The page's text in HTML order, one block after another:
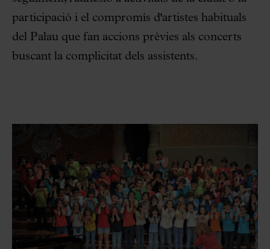
participació i el compromís d'artistes habituals
del Palau que fan accions prèvies als concerts
buscant la complicitat dels assistents.